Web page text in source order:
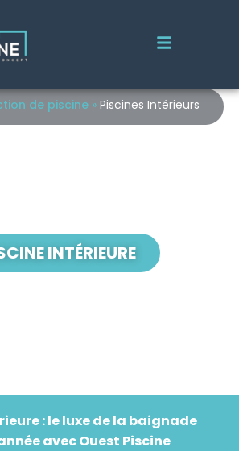
INTÉRIEURE
de piscine » Piscines Intérieurs
: le luxe de la baignade
avec Ouest Piscine